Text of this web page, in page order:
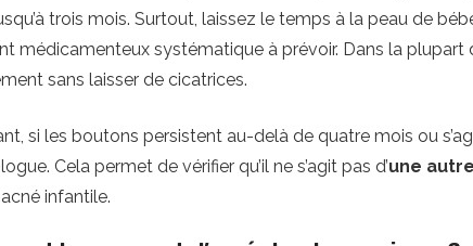
trois mois. Surtout, laissez le temps à la peau de
médicamenteux systématique à prévoir. Dans la plupart
sans laisser de cicatrices.
si les boutons persistent au-delà de quatre mois ou
Cela permet de vérifier qu’il ne s’agit pas d’une
infantile.